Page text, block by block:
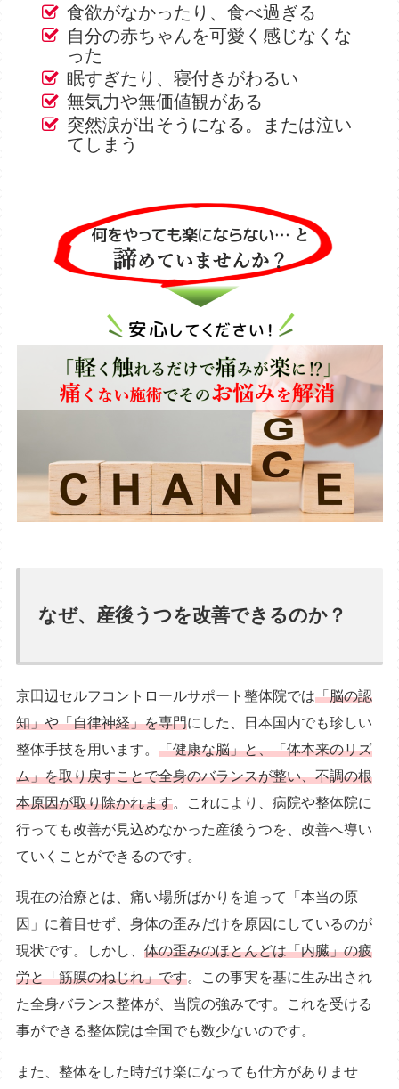
食欲がなかったり、食べ過ぎる
自分の赤ちゃんを可愛く感じなくな
った
眠すぎたり、寝付きがわるい
無気力や無価値観がある
突然涙が出そうになる。または泣い
てしまう
なぜ、産後うつを改善できるのか？
京田辺セルフコントロールサポート整体院では「脳の認
知」や「自律神経」を専門にした、日本国内でも珍しい
整体手技を用います。「健康な脳」と、「体本来のリズ
ム」を取り戻すことで全身のバランスが整い、不調の根
本原因が取り除かれます。これにより、病院や整体院に
行っても改善が見込めなかった産後うつを、改善へ導い
ていくことができるのです。
現在の治療とは、痛い場所ばかりを追って「本当の原
因」に着目せず、身体の歪みだけを原因にしているのが
現状です。しかし、体の歪みのほとんどは「内臓」の疲
労と「筋膜のねじれ」です。この事実を基に生み出され
た全身バランス整体が、当院の強みです。これを受ける
事ができる整体院は全国でも数少ないのです。
また、整体をした時だけ楽になっても仕方がありませ